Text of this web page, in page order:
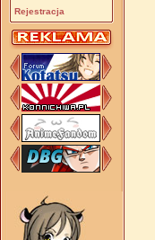
Rejestracja